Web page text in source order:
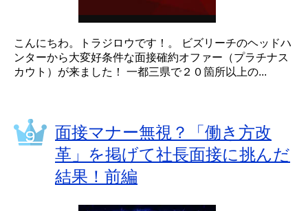
こんにちわ。トラジロウです！。 ビズリーチのヘッドハ
ンターから大変好条件な面接確約オファー（プラチナス
カウト）が来ました！ 一都三県で２０箇所以上の...
面接マナー無視？「働き方改
革」を掲げて社長面接に挑んだ
結果！前編